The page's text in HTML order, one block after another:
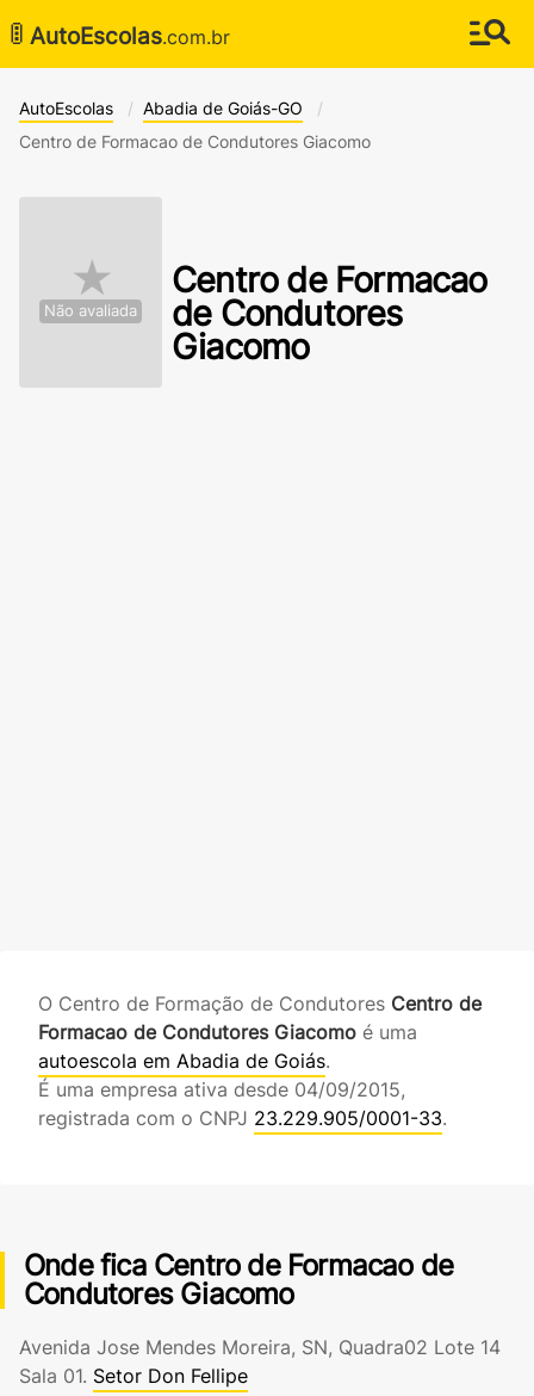
🚦 AutoEscolas.com.br
AutoEscolas
Abadia de Goiás-GO
Centro de Formacao de Condutores Giacomo
★
Não avaliada
Centro de Formacao
de Condutores
Giacomo
O Centro de Formação de Condutores Centro de
Formacao de Condutores Giacomo é uma
autoescola em Abadia de Goiás.
É uma empresa ativa desde 04/09/2015,
registrada com o CNPJ 23.229.905/0001-33.
Onde fica Centro de Formacao de
Condutores Giacomo
Avenida Jose Mendes Moreira, SN, Quadra02 Lote 14
Sala 01. Setor Don Fellipe